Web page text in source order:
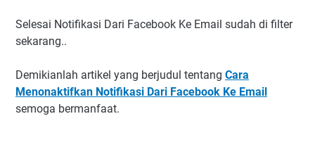
Selesai Notifikasi Dari Facebook Ke Email sudah di filter
sekarang..
Demikianlah artikel yang berjudul tentang Cara
Menonaktifkan Notifikasi Dari Facebook Ke Email
semoga bermanfaat.